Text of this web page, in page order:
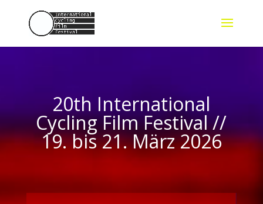
20th International
Cycling Film Festival //
19. bis 21. März 2026